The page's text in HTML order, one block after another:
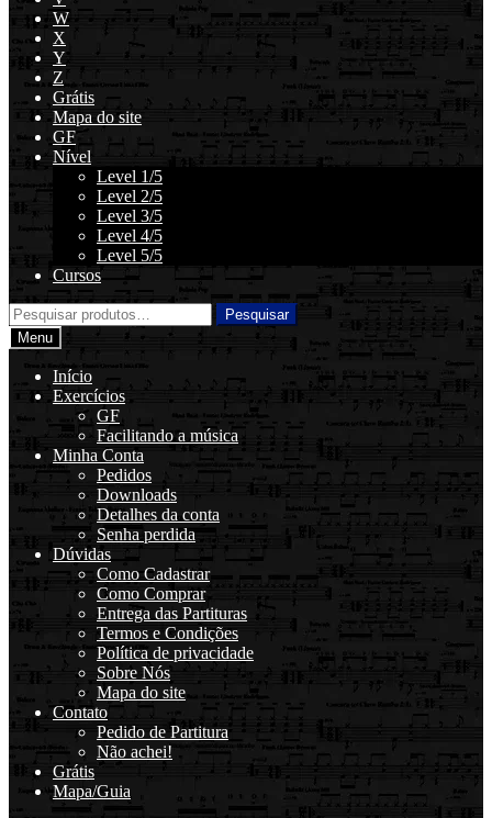
W
X
Y
Z
Grátis
Mapa do site
GF
Nível
Level 1/5
Level 2/5
Level 3/5
Level 4/5
Level 5/5
Cursos
Pesquisar
por:
Pesquisar
Menu
Início
Exercícios
GF
Facilitando a música
Minha Conta
Pedidos
Downloads
Detalhes da conta
Senha perdida
Dúvidas
Como Cadastrar
Como Comprar
Entrega das Partituras
Termos e Condições
Política de privacidade
Sobre Nós
Mapa do site
Contato
Pedido de Partitura
Não achei!
Grátis
Mapa/Guia